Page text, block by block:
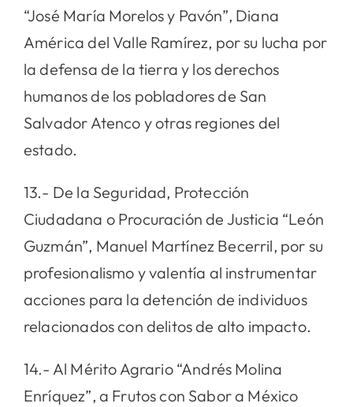
“José María Morelos y Pavón”, Diana
América del Valle Ramírez, por su lucha por
la defensa de la tierra y los derechos
humanos de los pobladores de San
Salvador Atenco y otras regiones del
estado.
13.- De la Seguridad, Protección
Ciudadana o Procuración de Justicia “León
Guzmán”, Manuel Martínez Becerril, por su
profesionalismo y valentía al instrumentar
acciones para la detención de individuos
relacionados con delitos de alto impacto.
14.- Al Mérito Agrario “Andrés Molina
Enríquez”, a Frutos con Sabor a México